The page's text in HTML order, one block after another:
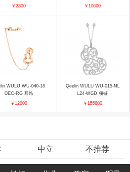
￥2800
￥10600
WULU WU-040-18
OEC-RG 耳饰
￥12000
Qeelin WULU WU-015-NL
L24-WGD 项链
￥155800
中立 不推荐